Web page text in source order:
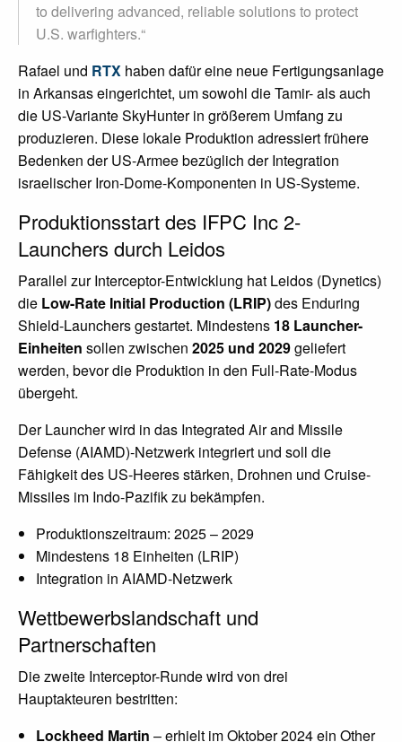
to delivering advanced, reliable solutions to protect
U.S. warfighters.“
Rafael und RTX haben dafür eine neue Fertigungsanlage
in Arkansas eingerichtet, um sowohl die Tamir- als auch
die US-Variante SkyHunter in größerem Umfang zu
produzieren. Diese lokale Produktion adressiert frühere
Bedenken der US-Armee bezüglich der Integration
israelischer Iron-Dome-Komponenten in US-Systeme.
Produktionsstart des IFPC Inc 2-
Launchers durch Leidos
Parallel zur Interceptor-Entwicklung hat Leidos (Dynetics)
die Low-Rate Initial Production (LRIP)des Enduring
Shield-Launchers gestartet. Mindestens 18 Launcher-
Einheiten sollen zwischen 2025 und 2029geliefert
werden, bevor die Produktion in den Full-Rate-Modus
übergeht.
Der Launcher wird in das Integrated Air and Missile
Defense (AIAMD)-Netzwerk integriert und soll die
Fähigkeit des US-Heeres stärken, Drohnen und Cruise-
Missiles im Indo-Pazifik zu bekämpfen.
Produktionszeitraum: 2025 – 2029
Mindestens 18 Einheiten (LRIP)
Integration in AIAMD-Netzwerk
Wettbewerbslandschaft und
Partnerschaften
Die zweite Interceptor-Runde wird von drei
Hauptakteuren bestritten:
Lockheed Martin – erhielt im Oktober 2024 ein Other